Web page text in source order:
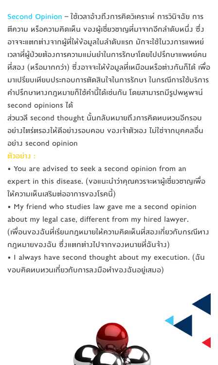
Second Opinion – ใช้เวลาอ้างถึงการคิดวิเคราะห์ การวินิจฉัย การ
ตีความ หรือความคิดเห็น ของผู้เชี่ยวชาญที่มาจากอีกลำดับหนึ่ง ซึ่ง
อาจจะแตกต่างจากผู้ที่ให้ข้อมูลในลำดับแรก มักจะใช้ในวงการแพทย์
เวลาที่ผู้ป่วยต้องการความแม่นยำในการรักษาโดยไปปรึกษาแพทย์คน
ที่สอง (หรือมากกว่า) ซี่งอาจจะให้ข้อมูลที่เหมือนหรือต่างกันก็ได้ เพื่อ
มาเปรียบเทียบประกอบการตัดสินใจในการรักษา ในกรณีการใช้บริการ
คำปรึกษาทางกฎหมายก็ใช้คำนี้ได้เช่นกัน โดยสามารถมีรูปพหูพจน์
second opinions ได้
ส่วนวลี second thought นั้นกลับหมายถึงการคิดทบทวนอีกรอบ
อย่างไตร่ตรองให้ดีอย่างรอบคอบ ของเจ้าตัวเอง ไม่ใช่จากบุคคลอื่น
อย่าง second opinion
ตัวอย่าง :
• You are advised to seek a second opinion from an
expert in this disease. (ขอแนะนำว่าคุณควรจะหาผู้เชี่ยวชาญเพื่อ
ให้ความเห็นเสริมต่ออาการของโรคนี้)
• My friend who studies law gave me a second opinion
about my legal case, different from my hired lawyer.
(เพื่อนของฉันที่เรียนกฎหมายให้ความคิดเห็นที่สองเกี่ยวกับกรณีทาง
กฎหมายของฉัน ซึ่งแตกต่างไปจากของทนายที่ฉันจ้าง)
• I always have second thought about my execution. (ฉัน
ขอบคิดทบทวนเกี่ยวกับการลงมือทำของฉันอยู่เสมอ)